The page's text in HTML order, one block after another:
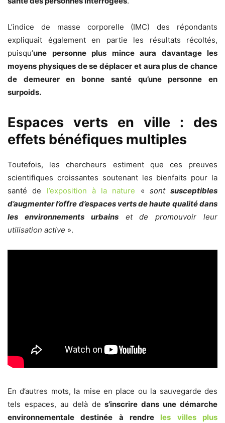
L’indice de masse corporelle (IMC) des répondants
expliquait également en partie les résultats récoltés,
puisqu’une personne plus mince aura davantage les
moyens physiques de se déplacer et aura plus de chance
de demeurer en bonne santé qu’une personne en
surpoids.
Espaces verts en ville : des
effets bénéfiques multiples
Toutefois, les chercheurs estiment que ces preuves
scientifiques croissantes soutenant les bienfaits pour la
santé de l’exposition à la nature « sont susceptibles
d’augmenter l’offre d’espaces verts de haute qualité dans
les environnements urbainset de promouvoir leur
utilisation active ».
En d’autres mots, la mise en place ou la sauvegarde des
tels espaces, au delà des’inscrire dans une démarche
environnementale destinée à rendre les villes plus